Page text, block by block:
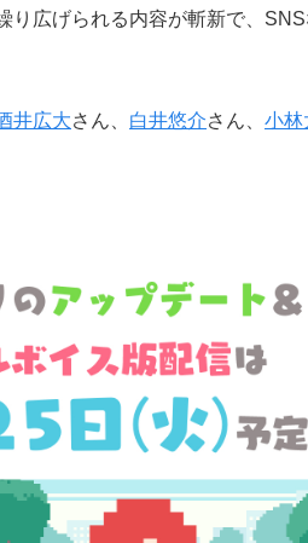
り広げられる内容が斬新で、
井広大さん、 白井悠介さん、 小林